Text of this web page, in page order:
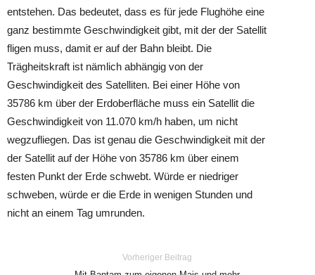
entstehen. Das bedeutet, dass es für jede Flughöhe eine
ganz bestimmte Geschwindigkeit gibt, mit der der Satellit
fligen muss, damit er auf der Bahn bleibt. Die
Trägheitskraft ist nämlich abhängig von der
Geschwindigkeit des Satelliten. Bei einer Höhe von
35786 km über der Erdoberfläche muss ein Satellit die
Geschwindigkeit von 11.070 km/h haben, um nicht
wegzufliegen. Das ist genau die Geschwindigkeit mit der
der Satellit auf der Höhe von 35786 km über einem
festen Punkt der Erde schwebt. Würde er niedriger
schweben, würde er die Erde in wenigen Stunden und
nicht an einem Tag umrunden.
Vorheriger Beitrag